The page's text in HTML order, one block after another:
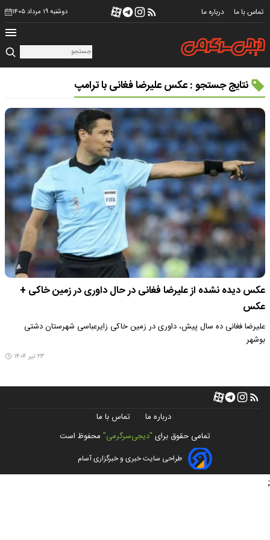
تماس با ما درباره ما دوشنبه ۱۹ مرداد ۱۴۰۵
نتایج جستجو : عکس علیرضا فغانی با ترامپ
عکس دیده نشده از علیرضا فغانی در حال داوری در زمین خاکی +
عکس
علیرضا فغانی ده سال پیش، داوری در زمین خاکی زایرعباسی شهرستان دشتی
بوشهر
۲۳ تیر ۱۴۰۴
درباره ما
تماس با ما
تمامی حقوق برای "دیجی‌سرگرمی" محفوظ است
طراحی سایت خبری و خبرگزاری آسام
;